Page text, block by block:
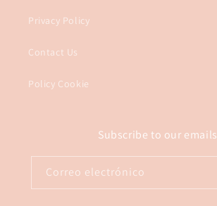
Privacy Policy
Contact Us
Policy Cookie
Subscribe to our emails
Correo electrónico